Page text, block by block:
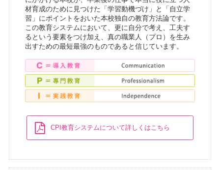
材育成のために見つけた「学習動機づけ」と「自立学
習」にポイントをおいた本校独自の教育方法論です。
この教育システムにおいて、更に自分で考え、工夫す
るという要素をつけ加え、真の職業人（プロ）を生み
出すための最短最強のものであると信じています。
CPI教育システムについて詳しくはこちら